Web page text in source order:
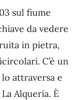
sul fiume
da vedere
in pietra,
C’è un
attraversa e
Alquería. È